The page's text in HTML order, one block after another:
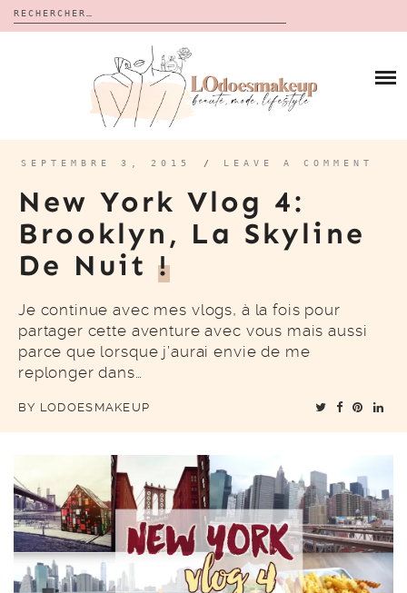
Rechercher :
CALENDRIERS DE L’AVENT
BON PLAN
À PROPOS
CONTACT
SEPTEMBRE 3, 2015 / LEAVE A COMMENT
New York Vlog 4:
Brooklyn, La Skyline
De Nuit !
Je continue avec mes vlogs, à la fois pour
partager cette aventure avec vous mais aussi
parce que lorsque j’aurai envie de me
replonger dans…
BY LODOESMAKEUP